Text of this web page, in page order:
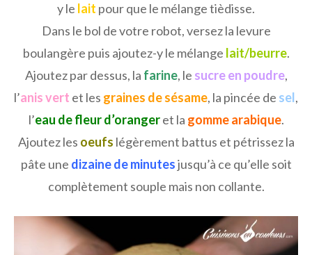
y le lait pour que le mélange tièdisse.
Dans le bol de votre robot, versez la levure
boulangère puis ajoutez-y le mélange lait/beurre.
Ajoutez par dessus, la farine, le sucre en poudre,
l’anis vert et les graines de sésame, la pincée de sel,
l’eau de fleur d’orangeret la gomme arabique.
Ajoutez les oeufs légèrement battus et pétrissez la
pâte une dizaine de minutesjusqu’à ce qu’elle soit
complètement souple mais non collante.